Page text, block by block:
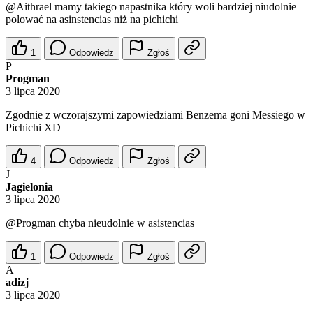
@Aithrael mamy takiego napastnika który woli bardziej niudolnie
polować na asinstencias niż na pichichi
1 Odpowiedz Zgłoś
P
Progman
3 lipca 2020
Zgodnie z wczorajszymi zapowiedziami Benzema goni Messiego w
Pichichi XD
4 Odpowiedz Zgłoś
J
Jagielonia
3 lipca 2020
@Progman chyba nieudolnie w asistencias
1 Odpowiedz Zgłoś
A
adizj
3 lipca 2020